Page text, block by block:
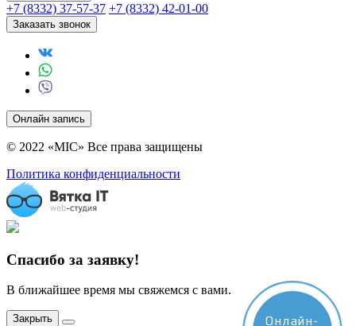
+7 (8332) 37-57-37 +7 (8332) 42-01-00
Заказать звонок
Онлайн запись
© 2022 «MIC» Все права защищены
Политика конфиденциальности
Спасибо за заявку!
В ближайшее время мы свяжемся с вами.
Закрыть Онлайн-